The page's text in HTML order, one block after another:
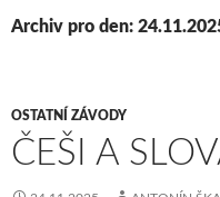
Archiv pro den:
OSTATNÍ ZÁVODY
ČEŠI A